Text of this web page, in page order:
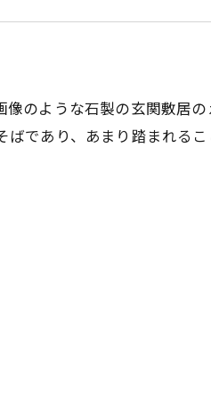
のような石製の玄関敷居
であり、あまり踏まれる